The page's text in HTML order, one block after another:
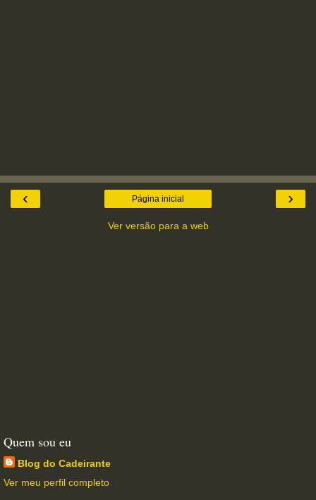
‹ ›
Página inicial
Ver versão para a web
Quem sou eu
Blog do Cadeirante
Ver meu perfil completo